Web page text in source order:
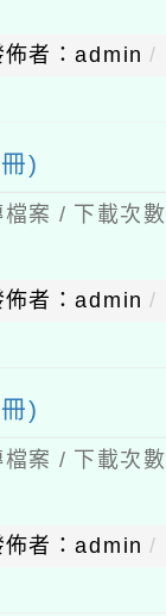
佈者：admin
)
檔案 / 下載次數
佈者：admin
)
檔案 / 下載次數
佈者：admin